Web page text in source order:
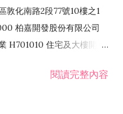
敦化南路2段77號10樓之1
柏嘉開發股份有限公司
H701010 住宅及大樓開發
不動產租賃業 I503010
閱讀完整內容